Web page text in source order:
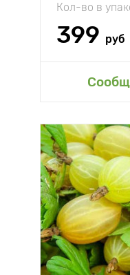
Кол-во в
399 руб